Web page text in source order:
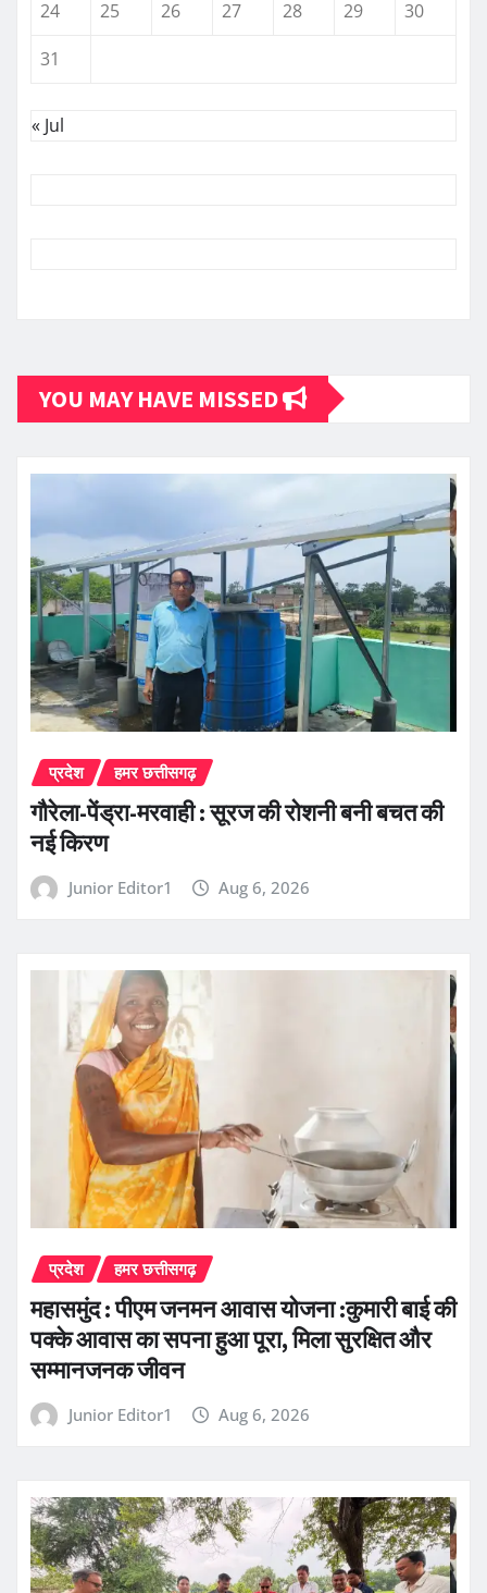
24 25 26 27 28 29
30
31
« Jul
YOU MAY HAVE MISSED
प्रदेश हमर छत्तीसगढ़
गौरेला-पेंड्रा-मरवाही : सूरज की रोशनी बनी बचत की
नई किरण
Junior Editor1 Aug 6, 2026
प्रदेश हमर छत्तीसगढ़
महासमुंद : पीएम जनमन आवास योजना :कुमारी बाई की
पक्के आवास का सपना हुआ पूरा, मिला सुरक्षित और
सम्मानजनक जीवन
Junior Editor1 Aug 6, 2026